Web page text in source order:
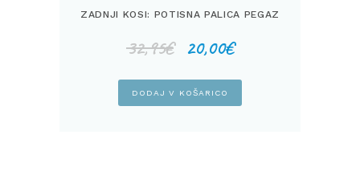
ZADNJI KOSI: POTISNA PALICA PEGAZ
32,95€ Izvirna
cena
je
bila:
32,95€.
20,00€Trenutna
cena
je:
20,00€.
DODAJ V KOŠARICO